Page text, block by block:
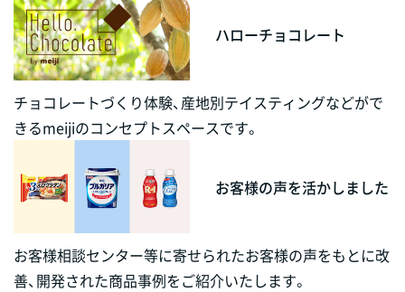
ハローチョコレート
チョコレートづくり体験、産地別テイスティングなどがで
きるmeijiのコンセプトスペースです。
お客様の声を活かしました
お客様相談センター等に寄せられたお客様の声をもとに改
善、開発された商品事例をご紹介いたします。